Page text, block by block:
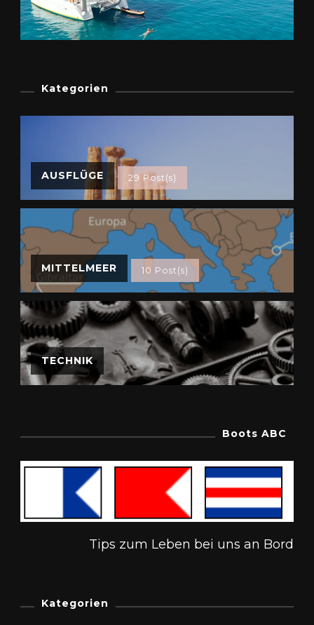
Kategorien
AUSFLÜGE 29 Post(s)
MITTELMEER 10 Post(s)
TECHNIK
Boots ABC
Tips zum Leben bei uns an Bord
Kategorien